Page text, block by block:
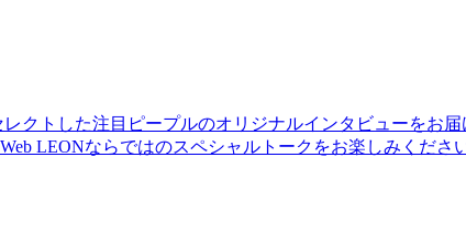
クトした注目ピープルのオリジナルインタビューをお
LEONならではのスペシャルトークをお楽しみくださ